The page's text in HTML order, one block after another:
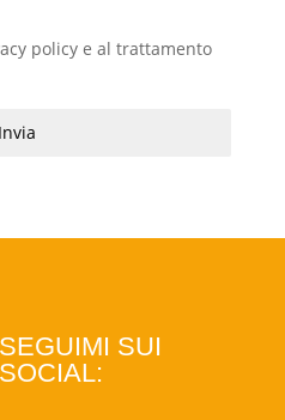
policye al trattamento
Invia
SEGUIMI SUI
SOCIAL: